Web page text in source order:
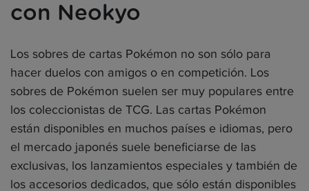
con Neokyo
Los sobres de cartas Pokémon no son sólo para
hacer duelos con amigos o en competición. Los
sobres de Pokémon suelen ser muy populares entre
los coleccionistas de TCG. Las cartas Pokémon
están disponibles en muchos países e idiomas, pero
el mercado japonés suele beneficiarse de las
exclusivas, los lanzamientos especiales y también de
los accesorios dedicados, que sólo están disponibles